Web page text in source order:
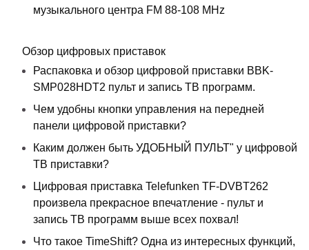
музыкального центра FM 88-108 MHz
Обзор цифровых приставок
Распаковка и обзор цифровой приставки BBK-
SMP028HDT2 пульт и запись ТВ программ.
Чем удобны кнопки управления на передней
панели цифровой приставки?
Каким должен быть УДОБНЫЙ ПУЛЬТ" у цифровой
ТВ приставки?
Цифровая приставка Telefunken TF-DVBT262
произвела прекрасное впечатление - пульт и
запись ТВ программ выше всех похвал!
Что такое TimeShift? Одна из интересных функций,